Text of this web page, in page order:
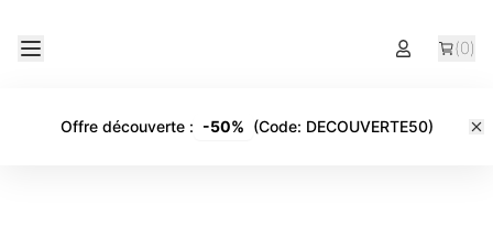
(0)
Offre découverte: -50% (Code: DECOUVERTE50)